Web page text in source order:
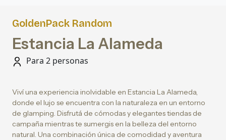
GoldenPack Random
Estancia La Alameda
Para 2 personas
Viví una experiencia inolvidable en Estancia La Alameda,
donde el lujo se encuentra con la naturaleza en un entorno
de glamping. Disfrutá de cómodas y elegantes tiendas de
campaña mientras te sumergis en la belleza del entorno
natural. Una combinación única de comodidad y aventura